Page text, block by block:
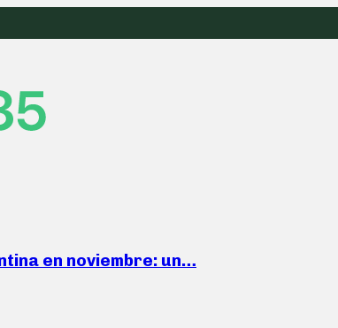
en noviembre: un…